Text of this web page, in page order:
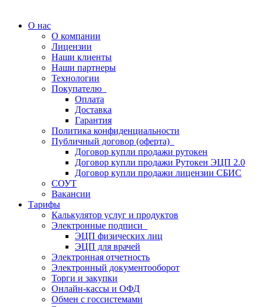
О нас
О компании
Лицензии
Наши клиенты
Наши партнеры
Технологии
Покупателю
Оплата
Доставка
Гарантия
Политика конфиденциальности
Публичный договор (оферта)
Договор купли продажи рутокен
Договор купли продажи Рутокен ЭЦП 2.0
Договор купли продажи лицензии СБИС
СОУТ
Вакансии
Тарифы
Калькулятор услуг и продуктов
Электронные подписи
ЭЦП физических лиц
ЭЦП для врачей
Электронная отчетность
Электронный документооборот
Торги и закупки
Онлайн-кассы и ОФД
Обмен с госсистемами